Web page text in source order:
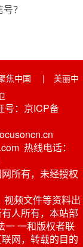
？
焦中国 |
美丽中
号：京ICP备
热线电话：
所有，未经授权
视频文件等资料出
人所有，本站部
一 一和版权者联
网，转载的目的